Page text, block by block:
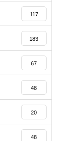
117
183
67
48
20
48